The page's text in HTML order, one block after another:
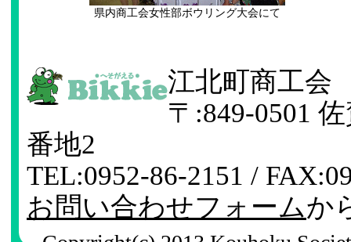
県内商工会女性部ボウリング大会にて
江北町商工会
〒:849-0501
番地2
TEL:0952-86-2151 /
お問い合わせフォームか